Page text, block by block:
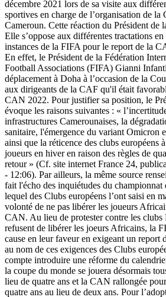
décembre 2021 lors de sa visite aux
sportives en charge de l’organisation de
Cameroun. Cette réaction du Président de
Elle s’oppose aux différentes tractations
instances de la FIFA pour le report de la
En effet, le Président de la Fédération
Football Associations (FIFA) Gianni
déplacement à Doha à l’occasion de la
aux dirigeants de la CAF qu'il était
CAN 2022. Pour justifier sa position, le
évoque les raisons suivantes : «
infrastructures Camerounaises, la
sanitaire, l'émergence du variant Omicron
ainsi que la réticence des clubs européens
joueurs en hiver en raison des règles de
retour » (Cf. site internet France 24,
- 12:06). Par ailleurs, la même source
fait l'écho des inquiétudes du championnat
lequel des Clubs européens l’ont saisi en
volonté de ne pas libérer les joueurs
CAN. Au lieu de protester contre les clubs
refusent de libérer les joeurs Africains, la
cause en leur faveur en exigeant un report
au nom de ces exigences des Clubs
compte introduire une réforme du
la coupe du monde se jouera désormais
lieu de quatre ans et la CAN rallongée
quatre ans au lieu de deux ans. Pour